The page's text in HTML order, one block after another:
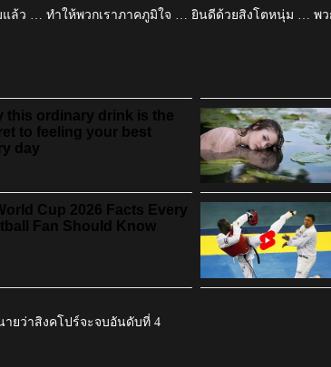
แล้ว … ทำให้พวกเราภาคภูมิใจ … ยินดีด้วยสิงโตหนุ่ม …
ายว่าสิงคโปร์จะจบอันดับที่ 4